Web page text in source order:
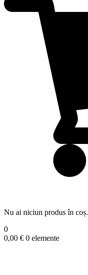
Nu ai niciun produs în coș.
0
0,00 € 0 elemente